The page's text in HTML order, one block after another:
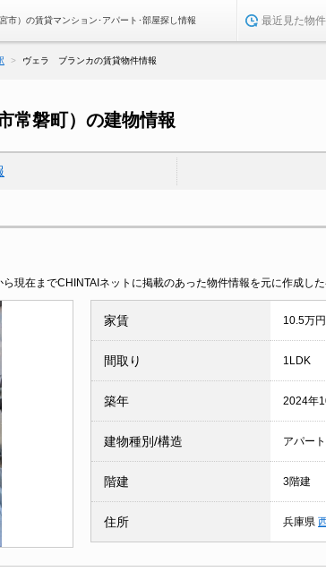
）の賃貸マンション･アパート･部屋探し情報 最近見た物件
ヴェラ ブランカの賃貸物件情報
常磐町）の建物情報
現在までCHINTAIネットに掲載のあった物件情報を元に作成した
家賃 10.5万円
間取り 1LDK
築年 2024年
建物種別/構造 アパー
階建 3階建
住所 兵庫県